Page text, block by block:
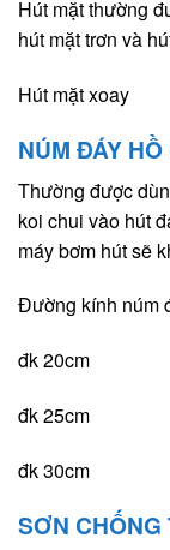
Hút mặt thường
hút mặt trơn và
Hút mặt xoay
NÚM ĐÁY HỒ
Thường được
koi chui vào hút
máy bơm hút sẽ
Đường kính núm
đk 20cm
đk 25cm
đk 30cm
SƠN CHỐNG